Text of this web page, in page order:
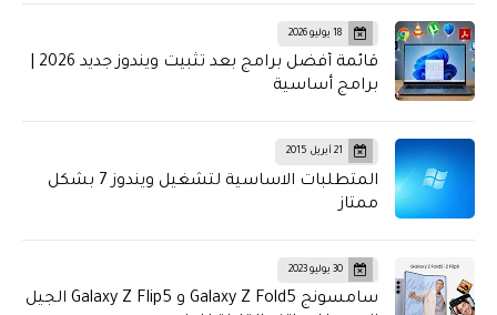
18 يوليو 2026
برامج أساسية
21 أبريل 2015
المتطلبات الاساسية لتشغيل ويندوز 7 بشكل
ممتاز
30 يوليو 2023
سامسونج Galaxy Z Fold5 و Galaxy Z Flip5 الجيل